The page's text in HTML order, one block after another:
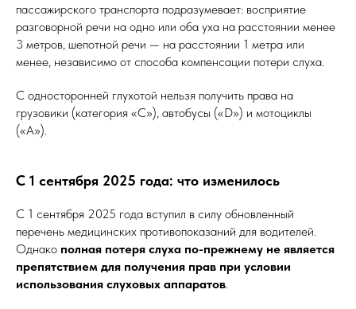
пассажирского транспорта подразумевает: восприятие
разговорной речи на одно или оба уха на расстоянии менее
3 метров, шепотной речи — на расстоянии 1 метра или
менее, независимо от способа компенсации потери слуха.
С односторонней глухотой нельзя получить права на
грузовики (категория «C»), автобусы («D») и мотоциклы
(«A»).
С 1 сентября 2025 года: что изменилось
С 1 сентября 2025 года вступил в силу обновленный
перечень медицинских противопоказаний для водителей.
Однако полная потеря слуха по-прежнему не является
препятствием для получения прав при условии
использования слуховых аппаратов.